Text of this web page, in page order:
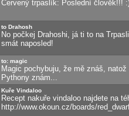
Červený trpaslík: Poslední člověk!!!
to Drahosh
No počkej Drahoshi, já ti to na
smát naposled!
to: magic
Magic pochybuju, že mě znáš,
Pythony znám...
Kuře Vindaloo
Recept nakuře vindaloo najdete na
http://www.okoun.cz/boards/